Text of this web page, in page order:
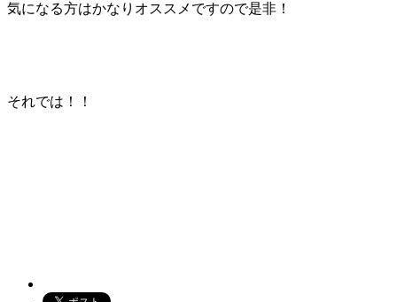
気になる方はかなりオススメですので是非！
それでは！！